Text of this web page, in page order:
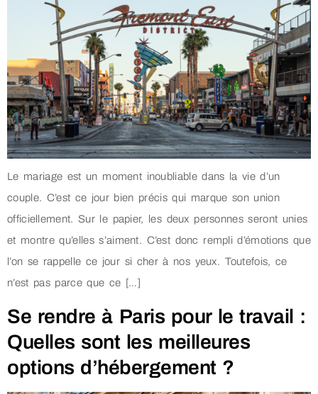
Le mariage est un moment inoubliable dans la vie d’un
couple. C’est ce jour bien précis qui marque son union
officiellement. Sur le papier, les deux personnes seront unies
et montre qu’elles s’aiment. C’est donc rempli d’émotions que
l’on se rappelle ce jour si cher à nos yeux. Toutefois, ce
n’est pas parce que ce […]
Se rendre à Paris pour le travail :
Quelles sont les meilleures
options d’hébergement ?